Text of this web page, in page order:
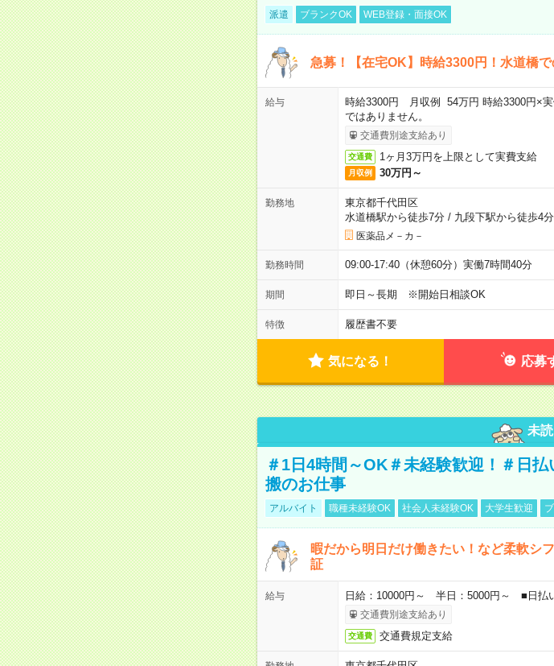
派遣 ブランクOK WEB登録・面接OK
急募！【在宅OK】時給3300円！水道橋
給与
時給3300円 月収例 54万円 時給3300円×
ではありません。
交通費別途支給あり
交通費 1ヶ月3万円を上限として実費支給
月収例 30万円～
勤務地
東京都千代田区
水道橋駅から徒歩7分/ 九段下駅から徒歩4分
医薬品メ－カ－
勤務時間 09:00-17:40（休憩60分）実働7時間40分
期間 即日～長期 ※開始日相談OK
特徴 履歴書不要
気になる！ 応募
未読
＃1日4時間～OK＃未経験歓迎！＃日
搬のお仕事
アルバイト 職種未経験OK 社会人未経験OK 大学生歓迎
暇だから明日だけ働きたい！など柔軟シ
証
給与 日給：10000円～ 半日：5000円～ ■日払
交通費別途支給あり
交通費 交通費規定支給